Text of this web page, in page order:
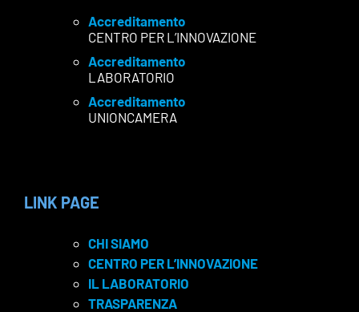
Accreditamento
CENTRO PER L’INNOVAZIONE
Accreditamento
LABORATORIO
Accreditamento
UNIONCAMERA
LINK PAGE
CHI SIAMO
CENTRO PER L’INNOVAZIONE
IL LABORATORIO
TRASPARENZA